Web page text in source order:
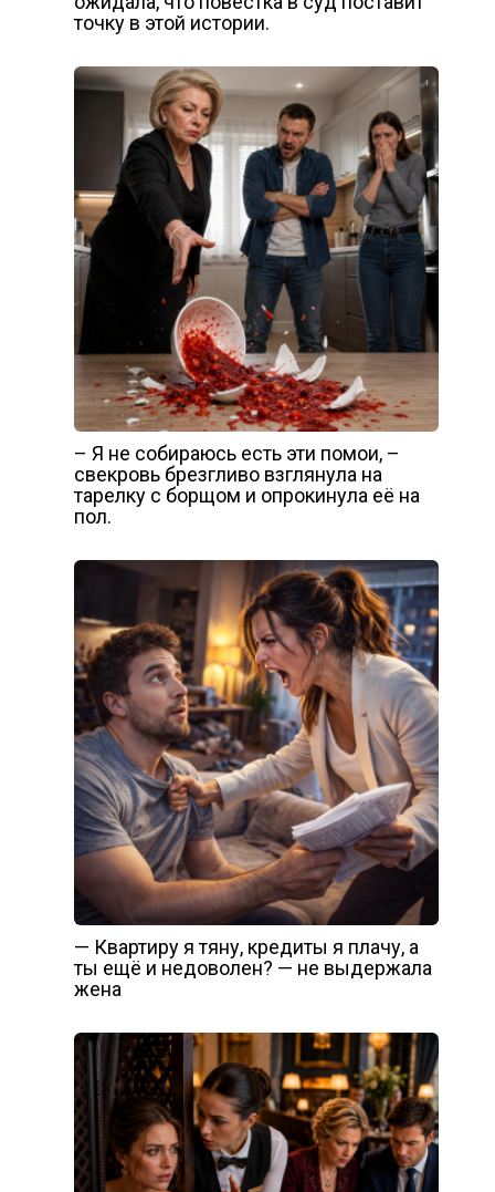
точку в этой истории.
– Я не собираюсь есть эти помои, –
свекровь брезгливо взглянула на
тарелку с борщом и опрокинула её на
пол.
— Квартиру я тяну, кредиты я плачу, а
ты ещё и недоволен? — не выдержала
жена